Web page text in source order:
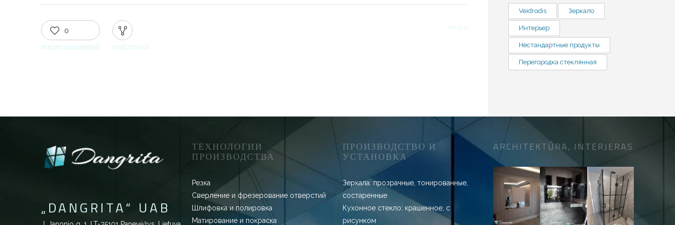
0
РЕКОМЕНДОВАННЫЙ ПОДЕЛИТЬСЯ
TAGGED IN
Veidrodis Зеркало
Интерьер
Нестандартные продукты
Перегородка стеклянная
„DANGRITA“ UAB
ТЕХНОЛОГИИ
ПРОИЗВОДСТВА
Резка
Сверление и фрезерование отверстий
Шлифовка и полировка
Матирование и покраска
ПРОИЗВОДСТВО И
УСТАНОВКА
Зеркала: прозрачные, тонированные,
состаренные
Кухонное стекло: крашенное, с
рисунком
ARCHITEKTŪRA, INTERJERAS